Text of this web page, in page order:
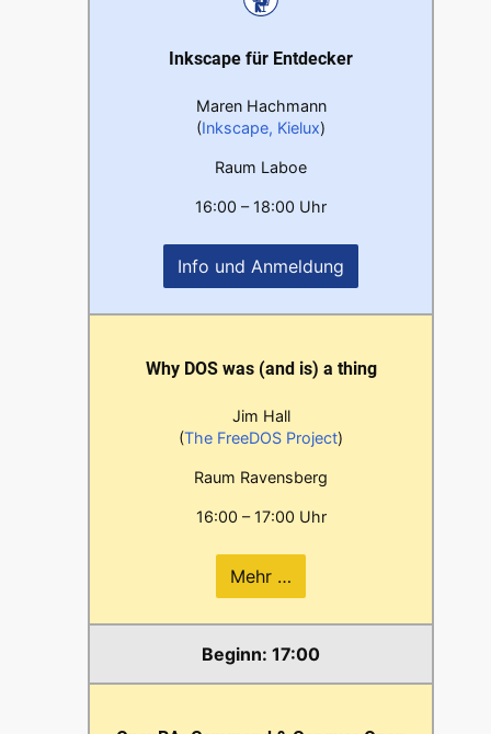
Inkscape für Entdecker
Maren Hachmann
(Inkscape, Kielux)
Raum Laboe
16:00 – 18:00 Uhr
Info und Anmeldung
Why DOS was (and is) a thing
Jim Hall
(The FreeDOS Project)
Raum Ravensberg
16:00 – 17:00 Uhr
Mehr …
17:00